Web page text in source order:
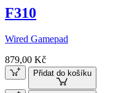
F310
Wired Gamepad
879,00 Kč
Přidat do košíku